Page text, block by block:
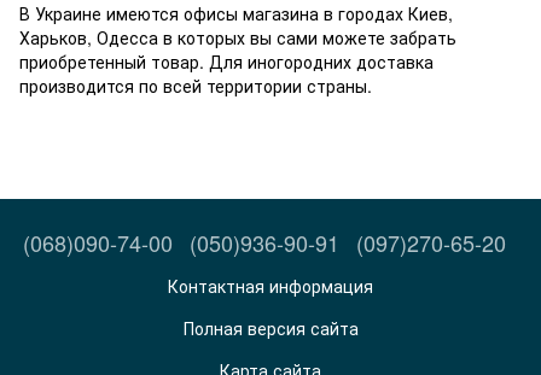
В Украине имеются офисы магазина в городах Киев,
Харьков, Одесса в которых вы сами можете забрать
приобретенный товар. Для иногородних доставка
производится по всей территории страны.
(068)090-74-00 (050)936-90-91 (097)270-65-20
Контактная информация
Полная версия сайта